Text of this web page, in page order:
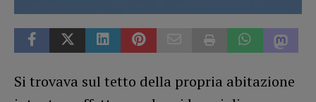
Si trovava sul tetto della propria abitazione